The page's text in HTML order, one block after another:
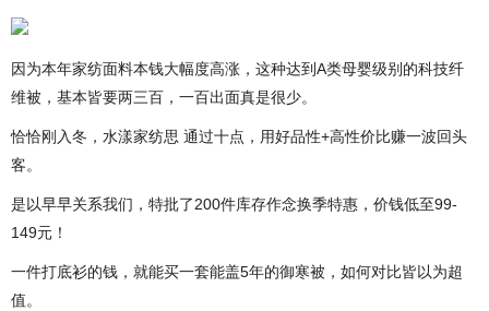
因为本年家纺面料本钱大幅度高涨，这种达到A类母婴级别的科技纤
维被，基本皆要两三百，一百出面真是很少。
恰恰刚入冬，水漾家纺思 通过十点，用好品性+高性价比赚一波回头
客。
是以早早关系我们，特批了200件库存作念换季特惠，价钱低至99-
149元！
一件打底衫的钱，就能买一套能盖5年的御寒被，如何对比皆以为超
值。